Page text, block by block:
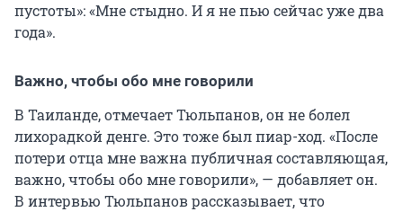
пустоты»: «Мне стыдно. И я не пью сейчас уже два
года».
Важно, чтобы обо мне говорили
В Таиланде, отмечает Тюльпанов, он не болел
лихорадкой денге. Это тоже был пиар-ход. «После
потери отца мне важна публичная составляющая,
важно, чтобы обо мне говорили», — добавляет он.
В интервью Тюльпанов рассказывает, что